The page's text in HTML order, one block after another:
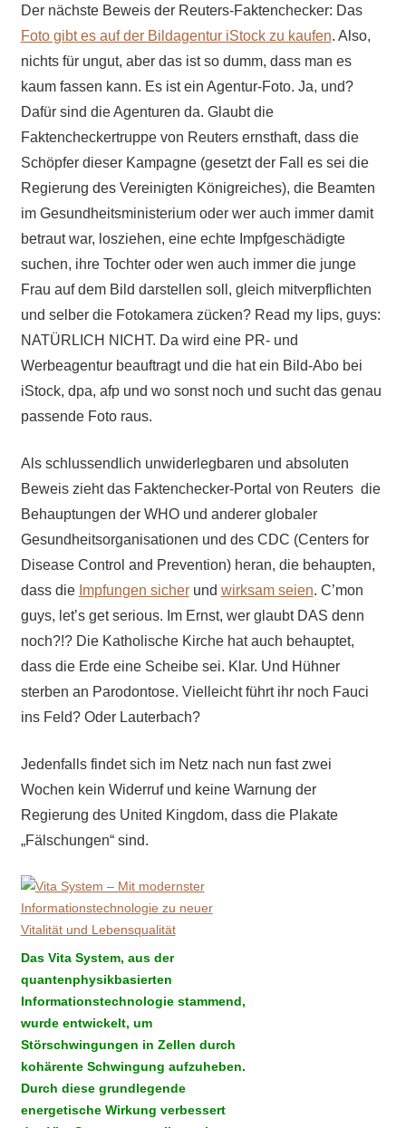
Der nächste Beweis der Reuters-Faktenchecker: Das
Foto gibt es auf der Bildagentur iStock zu kaufen. Also,
nichts für ungut, aber das ist so dumm, dass man es
kaum fassen kann. Es ist ein Agentur-Foto. Ja, und?
Dafür sind die Agenturen da. Glaubt die
Faktencheckertruppe von Reuters ernsthaft, dass die
Schöpfer dieser Kampagne (gesetzt der Fall es sei die
Regierung des Vereinigten Königreiches), die Beamten
im Gesundheitsministerium oder wer auch immer damit
betraut war, losziehen, eine echte Impfgeschädigte
suchen, ihre Tochter oder wen auch immer die junge
Frau auf dem Bild darstellen soll, gleich mitverpflichten
und selber die Fotokamera zücken? Read my lips, guys:
NATÜRLICH NICHT. Da wird eine PR- und
Werbeagentur beauftragt und die hat ein Bild-Abo bei
iStock, dpa, afp und wo sonst noch und sucht das genau
passende Foto raus.
Als schlussendlich unwiderlegbaren und absoluten
Beweis zieht das Faktenchecker-Portal von Reuters die
Behauptungen der WHO und anderer globaler
Gesundheitsorganisationen und des CDC (Centers for
Disease Control and Prevention) heran, die behaupten,
dass die Impfungen sicherund wirksam seien. C’mon
guys, let’s get serious. Im Ernst, wer glaubt DAS denn
noch?!? Die Katholische Kirche hat auch behauptet,
dass die Erde eine Scheibe sei. Klar. Und Hühner
sterben an Parodontose. Vielleicht führt ihr noch Fauci
ins Feld? Oder Lauterbach?
Jedenfalls findet sich im Netz nach nun fast zwei
Wochen kein Widerruf und keine Warnung der
Regierung des United Kingdom, dass die Plakate
„Fälschungen“ sind.
Das Vita System, aus der
quantenphysikbasierten
Informationstechnologie stammend,
wurde entwickelt, um
Störschwingungen in Zellen durch
kohärente Schwingung aufzuheben.
Durch diese grundlegende
energetische Wirkung verbessert